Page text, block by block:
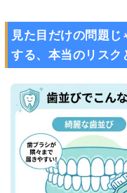
見た目だけの問題
する、本当のリスク